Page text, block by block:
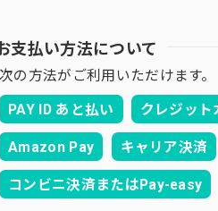
支払い方法について
次の方法がご利用いただけます。
PAY ID あと払い
クレジット
Amazon Pay キャリア決済
コンビニ決済またはPay-easy